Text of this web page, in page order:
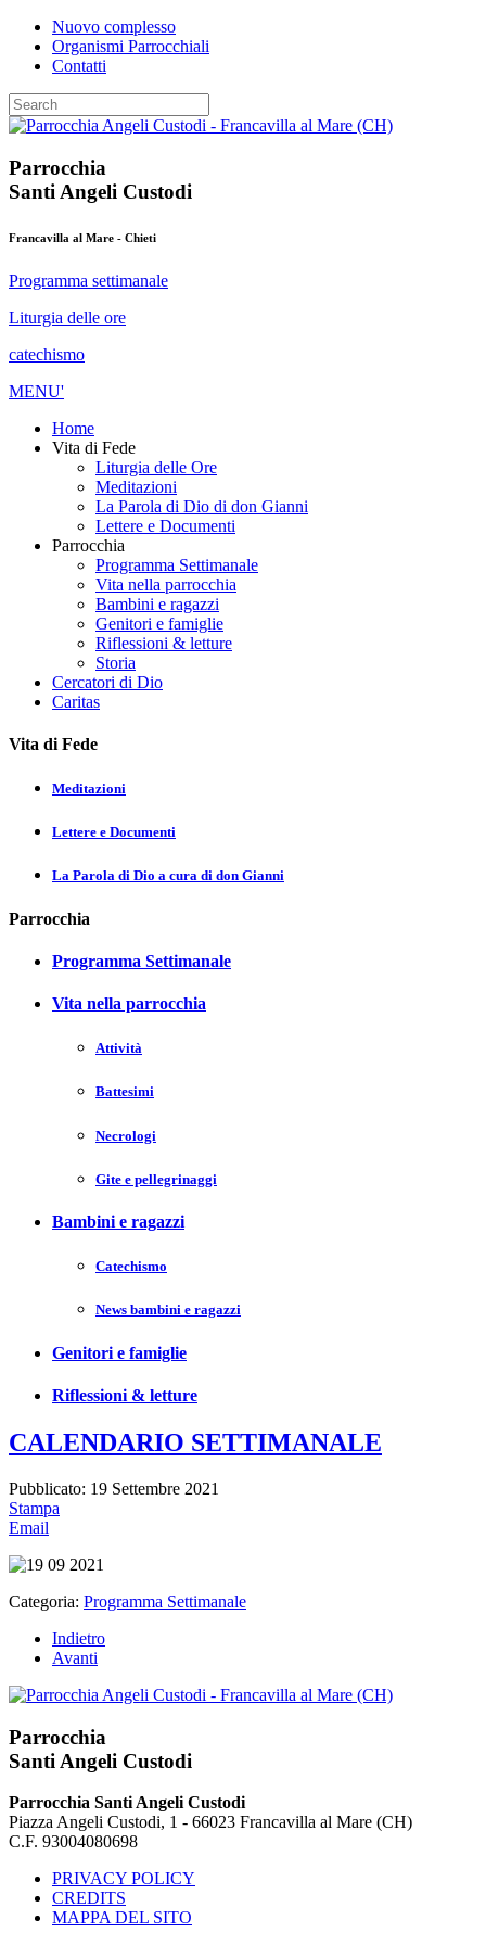
Nuovo complesso
Organismi Parrocchiali
Contatti
Parrocchia
Santi Angeli Custodi
Francavilla al Mare - Chieti
Programma settimanale
Liturgia delle ore
catechismo
MENU'
Home
Vita di Fede
Liturgia delle Ore
Meditazioni
La Parola di Dio di don Gianni
Lettere e Documenti
Parrocchia
Programma Settimanale
Vita nella parrocchia
Bambini e ragazzi
Genitori e famiglie
Riflessioni & letture
Storia
Cercatori di Dio
Caritas
Vita di Fede
Meditazioni
Lettere e Documenti
La Parola di Dio a cura di don Gianni
Parrocchia
Programma Settimanale
Vita nella parrocchia
Attività
Battesimi
Necrologi
Gite e pellegrinaggi
Bambini e ragazzi
Catechismo
News bambini e ragazzi
Genitori e famiglie
Riflessioni & letture
CALENDARIO SETTIMANALE
Pubblicato: 19 Settembre 2021
Stampa
Email
Categoria: Programma Settimanale
Indietro
Avanti
Parrocchia
Santi Angeli Custodi
Parrocchia Santi Angeli Custodi
Piazza Angeli Custodi, 1 - 66023 Francavilla al Mare (CH)
C.F. 93004080698
PRIVACY POLICY
CREDITS
MAPPA DEL SITO